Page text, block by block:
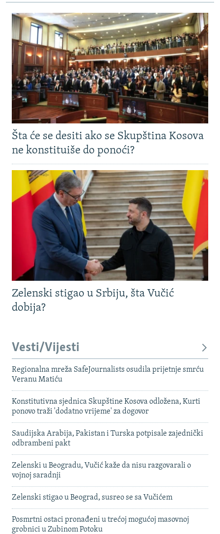
Šta će se desiti ako se Skupština Kosova
ne konstituiše do ponoći?
Zelenski stigao u Srbiju, šta Vučić
dobija?
Vesti/Vijesti
Regionalna mreža SafeJournalists osudila prijetnje smrću
Veranu Matiću
Konstitutivna sjednica Skupštine Kosova odložena, Kurti
ponovo traži 'dodatno vrijeme' za dogovor
Saudijska Arabija, Pakistan i Turska potpisale zajednički
odbrambeni pakt
Zelenski u Beogradu, Vučić kaže da nisu razgovarali o
vojnoj saradnji
Zelenski stigao u Beograd, susreo se sa Vučićem
Posmrtni ostaci pronađeni u trećoj mogućoj masovnoj
grobnici u Zubinom Potoku